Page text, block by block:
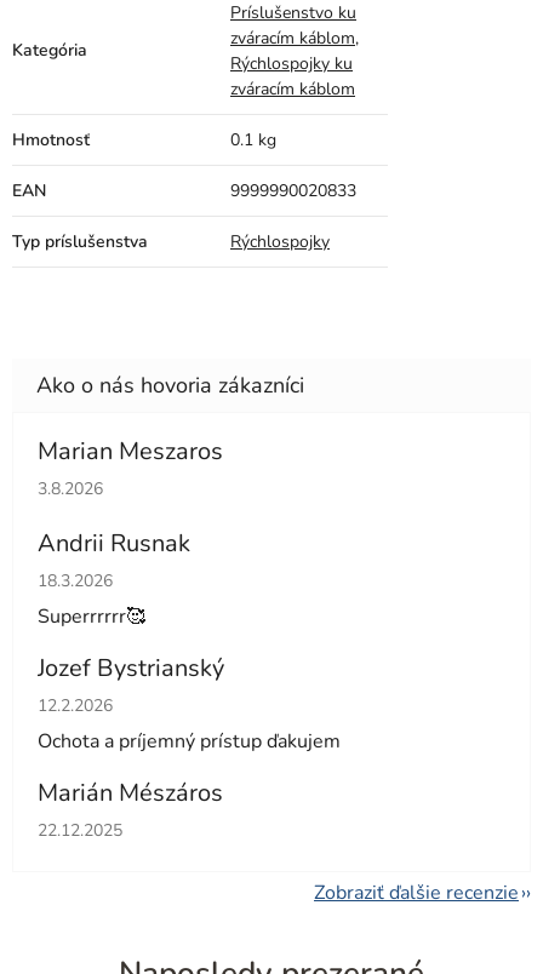
Kategória
Príslušenstvo ku
zváracím káblom,
Rýchlospojky ku
zváracím káblom
Hmotnosť 0.1 kg
EAN 9999990020833
Typ príslušenstva Rýchlospojky
Marian Meszaros
Hodnotenie obchodu je 5 z 5 hviezdičiek.
3.8.2026
Andrii Rusnak
Hodnotenie obchodu je 5 z 5 hviezdičiek.
18.3.2026
Superrrrrr🥰
Jozef Bystrianský
Hodnotenie obchodu je 5 z 5 hviezdičiek.
12.2.2026
Ochota a príjemný prístup ďakujem
Marián Mészáros
Hodnotenie obchodu je 5 z 5 hviezdičiek.
22.12.2025
Zobraziť ďalšie recenzie